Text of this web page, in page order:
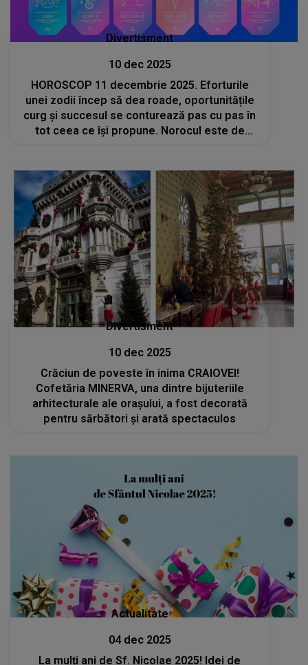
Divertisment
10 dec 2025
HOROSCOP 11 decembrie 2025. Eforturile
unei zodii încep să dea roade, oportunitățile
curg și succesul se conturează pas cu pas în
tot ceea ce își propune. Norocul este de
Divertisment
10 dec 2025
Crăciun de poveste în inima CRAIOVEI!
Cofetăria MINERVA, una dintre bijuteriile
arhitecturale ale orașului, a fost decorată
pentru sărbători și arată spectaculos
Actualitate
04 dec 2025
La mulți ani de Sf. Nicolae 2025! Idei de